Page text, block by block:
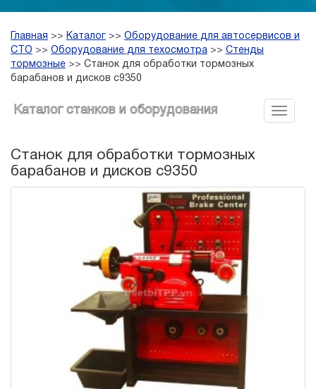
Главная >> Каталог >> Оборудование для автосервисов и
СТО >> Оборудование для техосмотра >> Стенды
тормозные >> Станок для обработки тормозных
барабанов и дисков c9350
Каталог станков и оборудования
Станок для обработки тормозных
барабанов и дисков c9350